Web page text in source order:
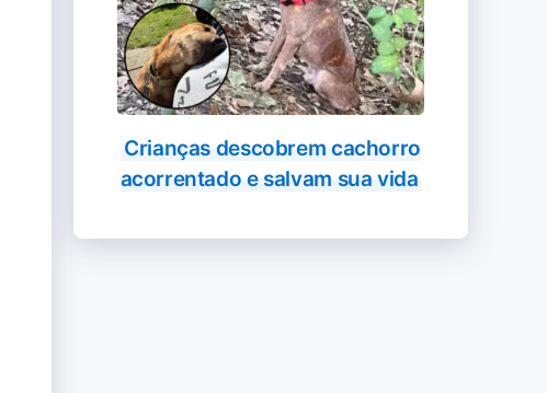
Crianças descobrem cachorro
acorrentado e salvam sua vida